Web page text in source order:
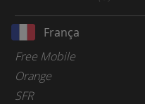
França
Free Mobile
Orange
SFR